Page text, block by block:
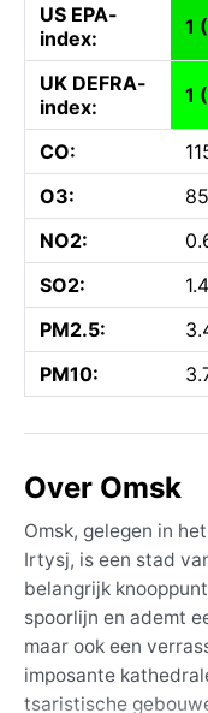
US EPA-
index:
1
UK DEFRA-
index:
1
CO:
O3:
NO2:
SO2:
PM2.5:
PM10:
Over Omsk
Omsk, gelegen in
Irtysj, is een stad
belangrijk
spoorlijn en ademt
maar ook een
imposante
tsaristische